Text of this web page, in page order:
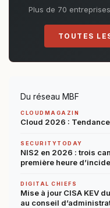
Plus de 70
TOUTES
Du réseau MBF
CLOUDMAGAZIN
Cloud 2026 :
SECURITYTODAY
NIS2 en 2026 : trois
première heure
DIGITAL CHIEFS
Mise à jour CISA KEV
au conseil